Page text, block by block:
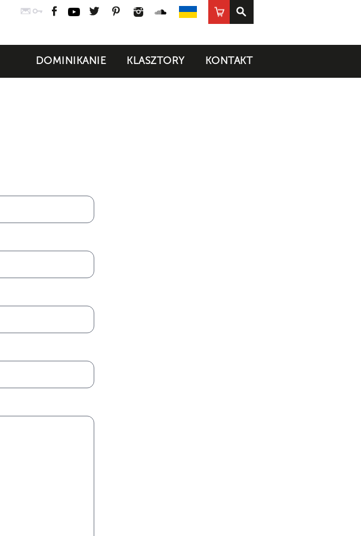
PocztaLogowanie
Facebook
YouTubeTwitterPinterestInstagramSoundCloud
UA
Sklep
KONTAKT
KLASZTORY
DOMINIKANIE